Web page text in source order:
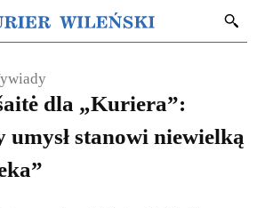
dla „Kuriera”:
umysł stanowi niewielką